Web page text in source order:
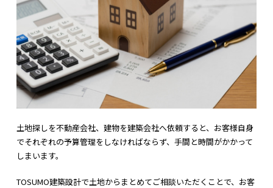
土地探しを不動産会社、建物を建築会社へ依頼すると、お客様自身
でそれぞれの予算管理をしなければならず、手間と時間がかかって
しまいます。
TOSUMO建築設計で土地からまとめてご相談いただくことで、お客